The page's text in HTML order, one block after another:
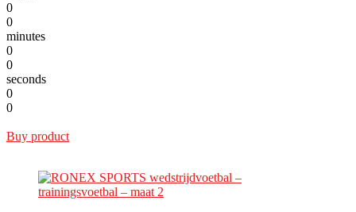
0
0
minutes
0
0
seconds
0
0
Buy product